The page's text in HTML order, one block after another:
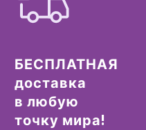
БЕСПЛАТНАЯ
доставка
в любую
точку мира!